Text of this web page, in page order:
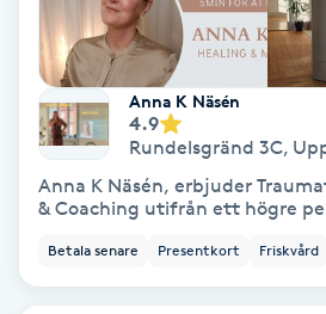
LPG
LPG-behandling
LPG-massage
Luggklippning
Anna K Näsén
4.9
Rundelsgränd 3C,
Anna K Näsén, erbjuder
& Coaching utifrån ett högre
Betala senare Presentkort Friskvård